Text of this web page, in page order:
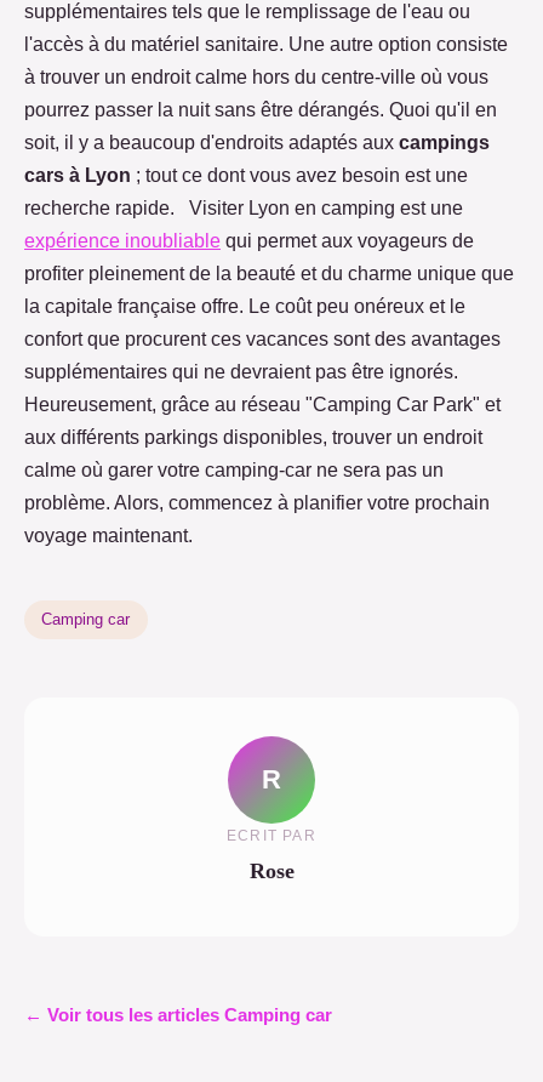
supplémentaires tels que le remplissage de l'eau ou
l'accès à du matériel sanitaire. Une autre option consiste
à trouver un endroit calme hors du centre-ville où vous
pourrez passer la nuit sans être dérangés. Quoi qu'il en
soit, il y a beaucoup d'endroits adaptés aux campings
cars à Lyon ; tout ce dont vous avez besoin est une
recherche rapide. Visiter Lyon en camping est une
expérience inoubliable qui permet aux voyageurs de
profiter pleinement de la beauté et du charme unique que
la capitale française offre. Le coût peu onéreux et le
confort que procurent ces vacances sont des avantages
supplémentaires qui ne devraient pas être ignorés.
Heureusement, grâce au réseau "Camping Car Park" et
aux différents parkings disponibles, trouver un endroit
calme où garer votre camping-car ne sera pas un
problème. Alors, commencez à planifier votre prochain
voyage maintenant.
Camping car
R
ECRIT PAR
Rose
← Voir tous les articles Camping car